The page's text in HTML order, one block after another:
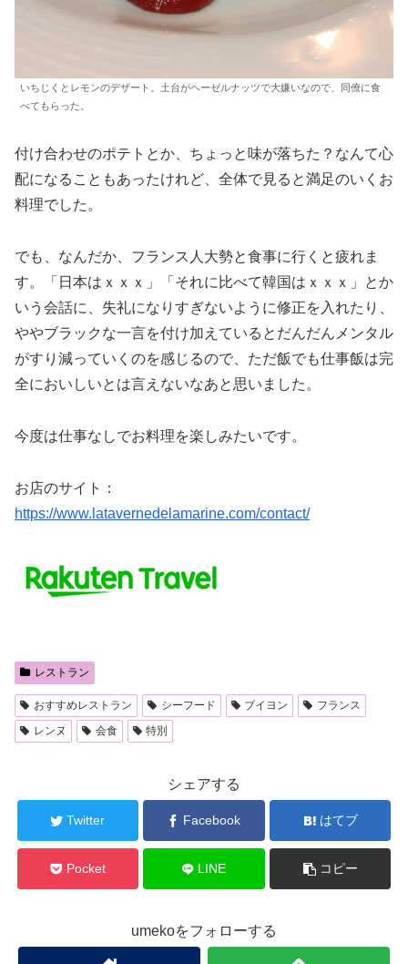
いちじくとレモンのデザート。土台がヘーゼルナッツで大嫌いなので、同僚に食
べてもらった。
付け合わせのポテトとか、ちょっと味が落ちた？なんて心
配になることもあったけれど、全体で見ると満足のいくお
料理でした。
でも、なんだか、フランス人大勢と食事に行くと疲れま
す。「日本はｘｘｘ」「それに比べて韓国はｘｘｘ」とか
いう会話に、失礼になりすぎないように修正を入れたり、
ややブラックな一言を付け加えているとだんだんメンタル
がすり減っていくのを感じるので、ただ飯でも仕事飯は完
全においしいとは言えないなあと思いました。
今度は仕事なしでお料理を楽しみたいです。
お店のサイト：
https://www.latavernedelamarine.com/contact/
レストラン
おすすめレストラン シーフード ブイヨン
フランス
レンヌ
会食 特別
シェアする
Twitter Facebook はてブ
Pocket LINE コピー
umekoをフォローする